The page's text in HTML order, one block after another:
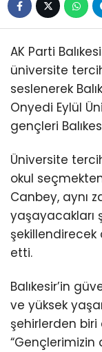
AK Parti
üniversite
seslenerek
Onyedi Eylül
gençleri
Üniversite
okul
Canbey, aynı
yaşayacakları
etti.
Balıkesir’in
ve yüksek
şehirlerden
“Gençlerimizin